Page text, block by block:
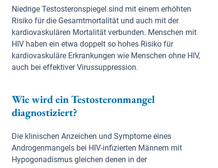
Niedrige Testosteronspiegel sind mit einem erhöhten
Risiko für die Gesamtmortalität und auch mit der
kardiovaskulären Mortalität verbunden. Menschen mit
HIV haben ein etwa doppelt so hohes Risiko für
kardiovaskuläre Erkrankungen wie Menschen ohne HIV,
auch bei effektiver Virussuppression.
Wie wird ein Testosteronmangel
diagnostiziert?
Die klinischen Anzeichen und Symptome eines
Androgenmangels bei HIV-infizierten Männern mit
Hypogonadismus gleichen denen in der